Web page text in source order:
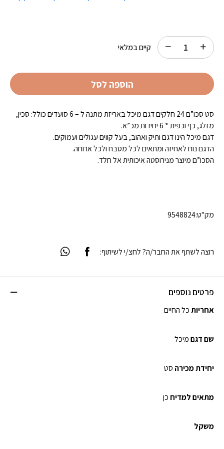
סט סכו”ם 24 חלקים דגם מיכל באריזת מתנה ל – 6 סועדים כולל: סכין,
מזלג, כף וכפית * 6 יחידות מכ”א.
דגם מיכל הינו דגם ותיק ואהוב, בעל קווים עגולים ועמוקים.
הדגם נוח לאחיזה ומתאים לכל מטבח ולכל ארוחה.
הסכו”ם מיוצר מנירוסטה איכותית אל חלד.
מק"ט:9548824
קיים במלאי
הוספה לסל
פרטים נוספים
אחריותכל החיים
שם דגםמיכל
יחידת מכירה סט
מתאים למדיח כן
משקל
רוצה לשתף את החבר/ה? לחצ/י לשיתוף: